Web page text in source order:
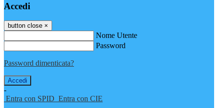
Accedi
button close ×
Nome Utente
Password
Password dimenticata?
-
Entra con SPID Entra con CIE